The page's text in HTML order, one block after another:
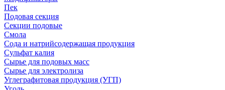
Пек
Подовая секция
Секции подовые
Смола
Сода и натрийсодержащая продукция
Сульфат калия
Сырье для подовых масс
Сырье для электролиза
Углеграфитовая продукция (УГП)